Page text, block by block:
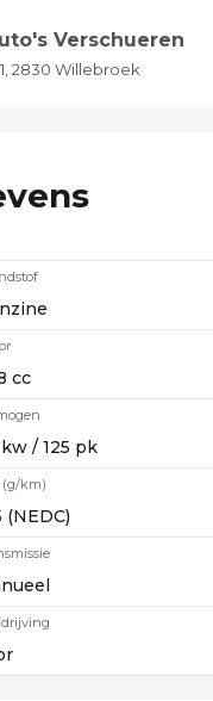
Verschueren
2830 Willebroek
cc
/ 125 pk
(g/km)
(NEDC)